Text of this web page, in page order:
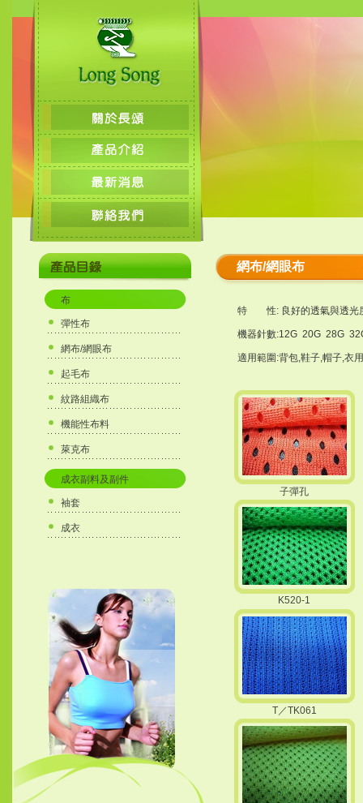
布
彈性布
網布/網眼布
起毛布
紋路組織布
機能性布料
萊克布
成衣副料及副件
袖套
成衣
網布/網眼布
特 性: 良好的透氣與透光
機器針數:12G 20G 28G
適用範圍:背包,鞋子,帽子,衣
子彈孔
K520-1
T／TK061